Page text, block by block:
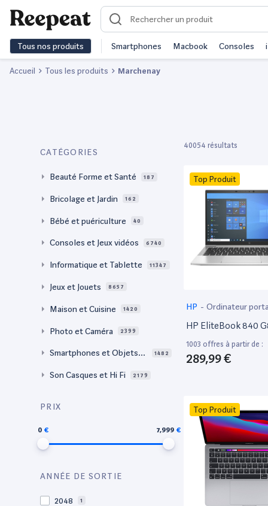
Tous nos produits Smartphones Macbook Consoles
Accueil Tous les produits Marchenay
CATÉGORIES
Beauté Forme et Santé 187
Bricolage et Jardin 162
Bébé et puériculture 40
Consoles et Jeux vidéos 6740
Informatique et Tablette 11347
Jeux et Jouets 8657
Maison et Cuisine 1420
Photo et Caméra 2399
Smartphones et Objets c
1482
Son Casques et Hi Fi 2179
PRIX
0 7,999
ANNÉE DE SORTIE
2048 1
40054 résultats
Top Produit
HP - Ordinateur
HP EliteBook 840
1003 offres à partir de :
289,99 €
Top Produit